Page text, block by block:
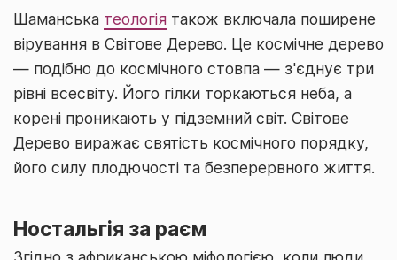
Шаманська теологія також включала поширене
вірування в Світове Дерево. Це космічне дерево
— подібно до космічного стовпа — з'єднує три
рівні всесвіту. Його гілки торкаються неба, а
корені проникають у підземний світ. Світове
Дерево виражає святість космічного порядку,
його силу плодючості та безперервного життя.
Ностальгія за раєм